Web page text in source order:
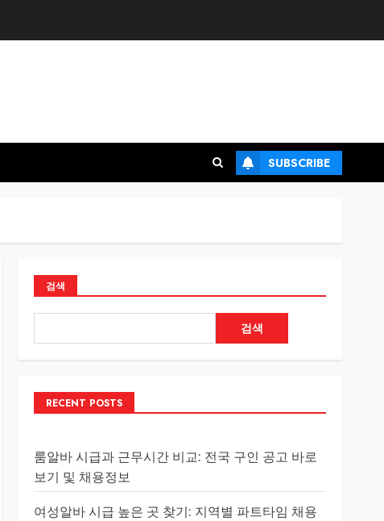
SUBSCRIBE
검색
검색
RECENT POSTS
룸알바 시급과 근무시간 비교: 전국 구인 공고 바로
보기 및 채용정보
여성알바 시급 높은 곳 찾기: 지역별 파트타임 채용